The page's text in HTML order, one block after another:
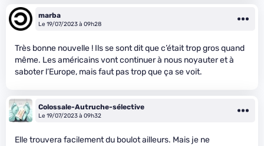
marba
Le 19/07/2023 à 09h28
Très bonne nouvelle ! Ils se sont dit que c’était trop gros quand
même. Les américains vont continuer à nous noyauter et à
saboter l’Europe, mais faut pas trop que ça se voit.
Colossale-Autruche-sélective
Le 19/07/2023 à 09h32
Elle trouvera facilement du boulot ailleurs. Mais je ne